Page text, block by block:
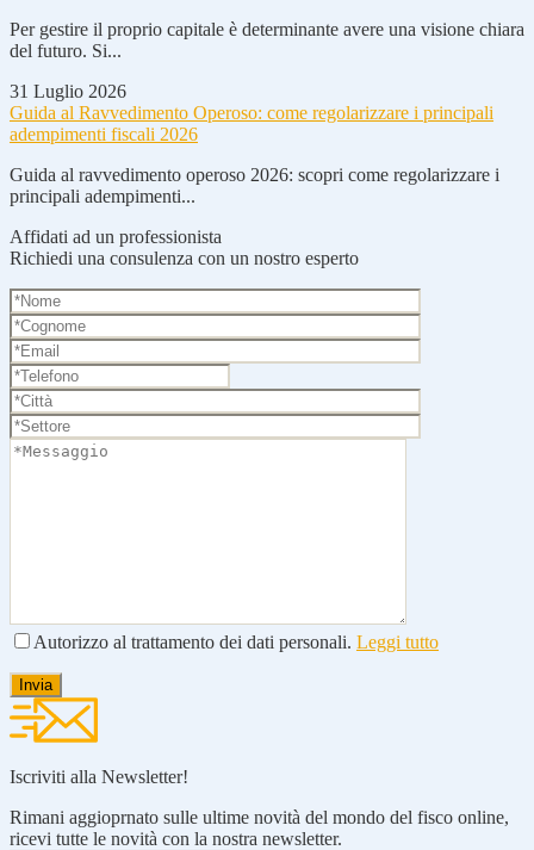
Per gestire il proprio capitale è determinante avere una visione chiara
del futuro. Si...
31 Luglio 2026
Guida al Ravvedimento Operoso: come regolarizzare i principali
adempimenti fiscali 2026
Guida al ravvedimento operoso 2026: scopri come regolarizzare i
principali adempimenti...
Affidati ad un professionista
Richiedi una consulenza con un nostro esperto
Autorizzo al trattamento dei dati personali. Leggi tutto
Iscriviti alla Newsletter!
Rimani aggioprnato sulle ultime novità del mondo del fisco online,
ricevi tutte le novità con la nostra newsletter.